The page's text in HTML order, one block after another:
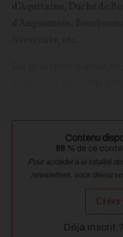
Contenu
88 % de ce
Pour accéder à la totalité
newsletters, vous devez
Déja inscrit ?